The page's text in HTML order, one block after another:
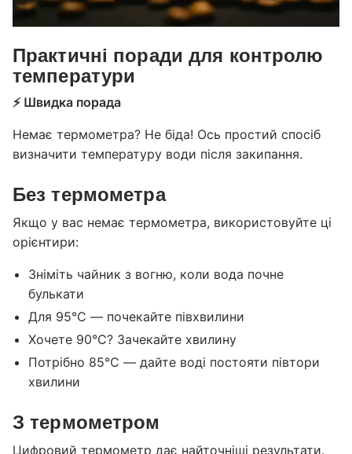
Практичні поради для контролю
температури
⚡ Швидка порада
Немає термометра? Не біда! Ось простий спосіб
визначити температуру води після закипання.
Без термометра
Якщо у вас немає термометра, використовуйте ці
орієнтири:
Зніміть чайник з вогню, коли вода почне
булькати
Для 95°C — почекайте півхвилини
Хочете 90°C? Зачекайте хвилину
Потрібно 85°C — дайте воді постояти півтори
хвилини
З термометром
Цифровий термометр дає найточніші результати.